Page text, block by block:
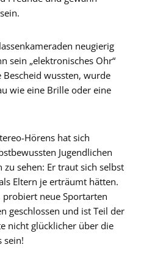
neugierig
sein „elektronisches Ohr“
wussten, wurde
wie eine Brille oder eine
Hörens hat sich
Jugendlichen
sehen: Er traut sich selbst
Eltern je erträumt hätten.
probiert neue Sportarten
geschlossen und ist Teil der
nicht glücklicher über die
sein!